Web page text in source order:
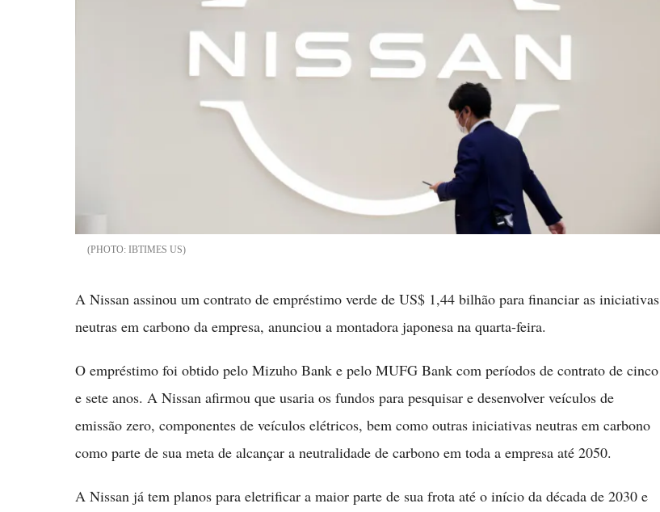
IBTIMES US
A Nissan assinou um contrato de empréstimo verde de US$ 1,44 bilhão para financiar as iniciativas
neutras em carbono da empresa, anunciou a montadora japonesa na quarta-feira.
O empréstimo foi obtido pelo Mizuho Bank e pelo MUFG Bank com períodos de contrato de cinco
e sete anos. A Nissan afirmou que usaria os fundos para pesquisar e desenvolver veículos de
emissão zero, componentes de veículos elétricos, bem como outras iniciativas neutras em carbono
como parte de sua meta de alcançar a neutralidade de carbono em toda a empresa até 2050.
A Nissan já tem planos para eletrificar a maior parte de sua frota até o início da década de 2030 e